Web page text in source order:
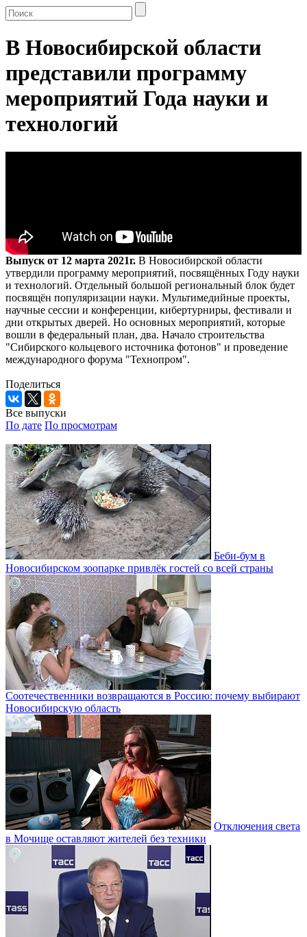
В Новосибирской области
представили программу
мероприятий Года науки и
технологий
Выпуск от 12 марта 2021г. В Новосибирской области
утвердили программу мероприятий, посвящённых Году науки
и технологий. Отдельный большой региональный блок будет
посвящён популяризации науки. Мультимедийные проекты,
научные сессии и конференции, кибертурниры, фестивали и
дни открытых дверей. Но основных мероприятий, которые
вошли в федеральный план, два. Начало строительства
"Сибирского кольцевого источника фотонов" и проведение
международного форума "Технопром".
Поделиться
Все выпуски
По дате По просмотрам
Беби-бум в
Новосибирском зоопарке привлёк гостей со всей страны
Соотечественники возвращаются в Россию: почему выбирают
Новосибирскую область
Отключения света
в Мочище оставляют жителей без техники